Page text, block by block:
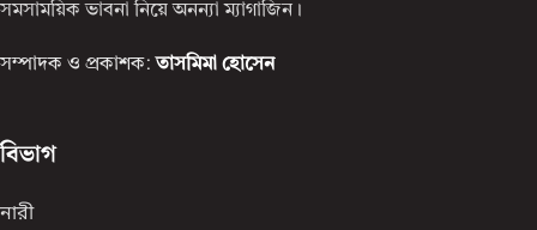
সমসাময়িক ভাবনা নিয়ে অনন্যা ম্যাগাজিন।
সম্পাদক ও প্রকাশক: তাসমিমা হোসেন
বিভাগ
নারী